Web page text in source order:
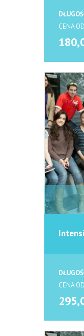
CENA
CENA